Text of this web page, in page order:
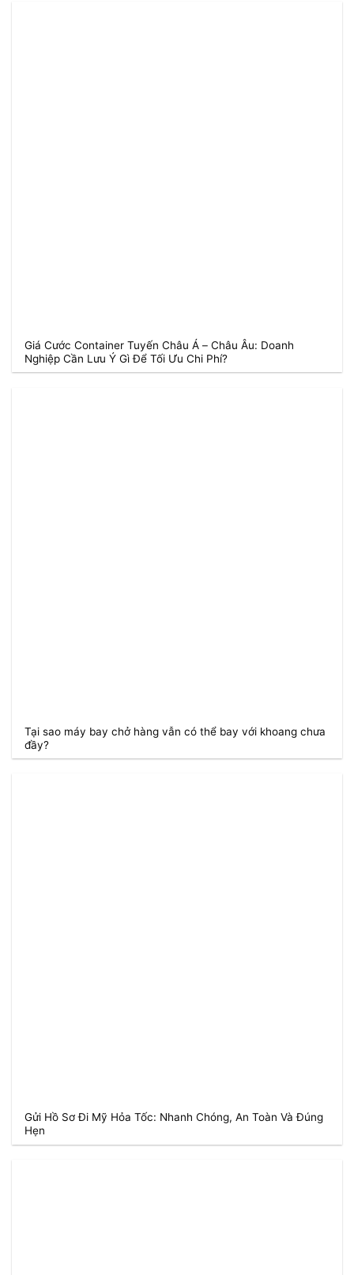
Giá Cước Container Tuyến Châu Á – Châu Âu: Doanh
Nghiệp Cần Lưu Ý Gì Để Tối Ưu Chi Phí?
Tại sao máy bay chở hàng vẫn có thể bay với khoang chưa
đầy?
Gửi Hồ Sơ Đi Mỹ Hỏa Tốc: Nhanh Chóng, An Toàn Và Đúng
Hẹn